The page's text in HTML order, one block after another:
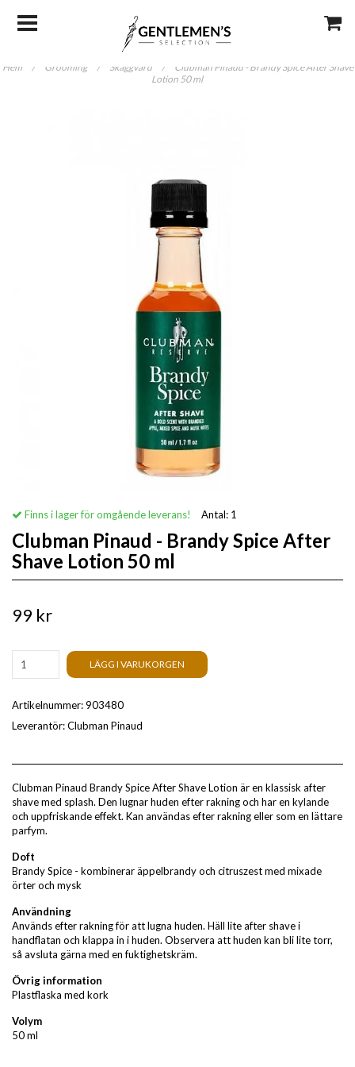
Hem / Grooming / Skäggvård /
Clubman Pinaud - Brandy Spice After Shave
Lotion 50 ml
Finns i lager för omgående leverans! Antal: 1
Clubman Pinaud - Brandy Spice After
Shave Lotion 50 ml
99 kr
LÄGG I VARUKORGEN
Artikelnummer:903480
Leverantör:Clubman Pinaud
Clubman Pinaud Brandy Spice After Shave Lotion är en klassisk after
shave med splash. Den lugnar huden efter rakning och har en kylande
och uppfriskande effekt. Kan användas efter rakning eller som en lättare
parfym.
Doft
Brandy Spice - kombinerar äppelbrandy och citruszest med mixade
örter och mysk
Användning
Används efter rakning för att lugna huden. Häll lite after shave i
handflatan och klappa in i huden. Observera att huden kan bli lite torr,
så avsluta gärna med en fuktighetskräm.
Övrig information
Plastflaska med kork
Volym
50 ml